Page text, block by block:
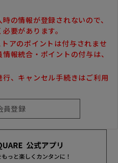
の情報が登録されないので、
要があります。
アのポイントは付与されませ
報統合・ポイントの付与は、
、キャンセル手続きはご利用